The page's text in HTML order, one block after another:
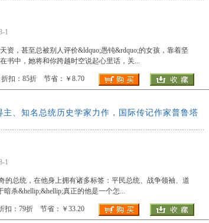
1
资，甚至总被别人评价&ldquo;愚钝&rdquo;的女孩，靠着坚
书中，她将和你跨越时空说起心里话，关...
扣：85折 节省：￥8.70
、知名总统历史学家力作，国际传记作家普鲁塔
1
的总统，在他身上拥有诸多标签：平民总统、战争领袖、道
杀&hellip;&hellip;真正的他是一个怎...
扣：79折 节省：￥33.20